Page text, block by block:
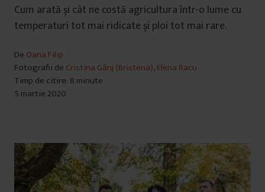
Cum arată și cât ne costă agricultura într-o lume cu
temperaturi tot mai ridicate și ploi tot mai rare.
De Oana Filip
Fotografii de Cristina Gânj (Bristena),Elena Racu
Timp de citire: 8 minute
5 martie 2020